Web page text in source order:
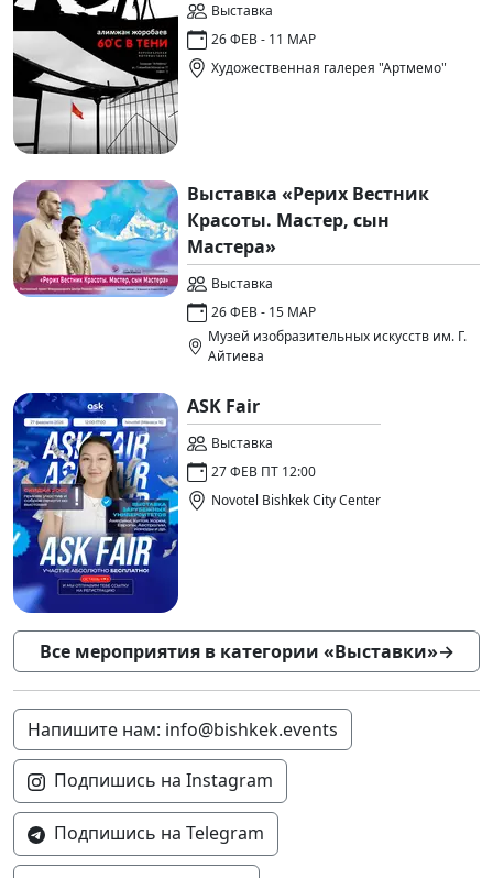
Выставка
26 ФЕВ - 11 МАР
Художественная галерея "Артмемо"
Выставка «Рерих Вестник
Красоты. Мастер, сын
Мастера»
Выставка
26 ФЕВ - 15 МАР
Музей изобразительных искусств им. Г.
Айтиева
ASK Fair
Выставка
27 ФЕВ ПТ 12:00
Novotel Bishkek City Center
Все мероприятия в категории «Выставки»→
Напишите нам: info@bishkek.events
Подпишись на Instagram
Подпишись на Telegram